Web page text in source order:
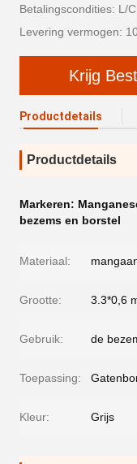
Betalingscondities: L/
Levering vermogen:
Krijg
Productdetails
Productdetails
Markeren:
bezems en borstel
Materiaal:
Grootte: 3.3*0,6
Gebruik: de
Toepassing:
Kleur: Grijs